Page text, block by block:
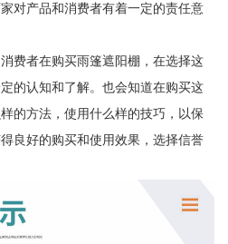
对产品和消费者有着一定的责任意
费者在购买雨篷遮阳棚，在选择这
的认知和了解。也会知道在购买这
的方法，使用什么样的技巧，以保
良好的购买和使用效果，选择信誉